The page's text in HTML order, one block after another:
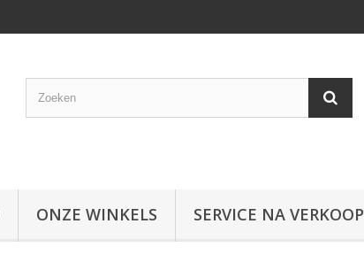
ONZE WINKELS SERVICE NA VERKOOP